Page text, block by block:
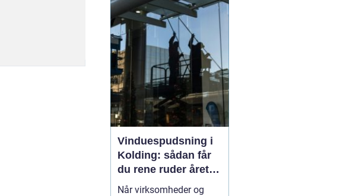
tømrerarbejde i køge,
handler valget ikke kun
om pris, men også om
erfaring, tryghed og en
løsning,...
Vinduespudsning i
Kolding: sådan får
du rene ruder året
rundt
Når virksomheder og